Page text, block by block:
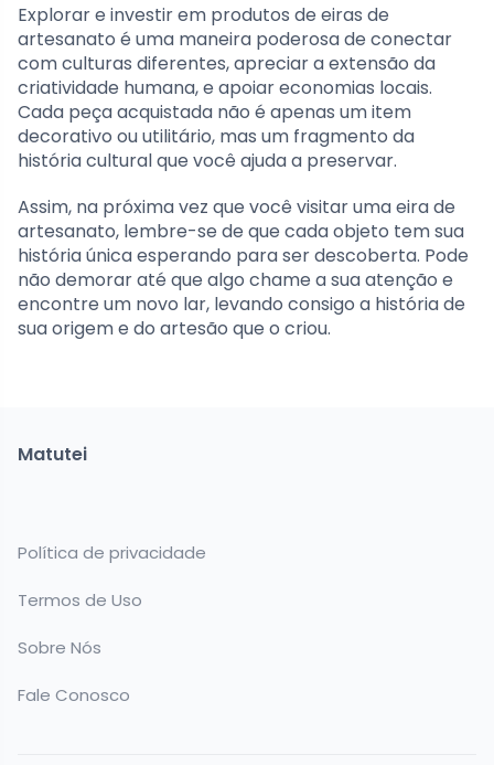
Explorar e investir em produtos de eiras de
artesanato é uma maneira poderosa de conectar
com culturas diferentes, apreciar a extensão da
criatividade humana, e apoiar economias locais.
Cada peça acquistada não é apenas um item
decorativo ou utilitário, mas um fragmento da
história cultural que você ajuda a preservar.
Assim, na próxima vez que você visitar uma eira de
artesanato, lembre-se de que cada objeto tem sua
história única esperando para ser descoberta. Pode
não demorar até que algo chame a sua atenção e
encontre um novo lar, levando consigo a história de
sua origem e do artesão que o criou.
Matutei
Política de privacidade
Termos de Uso
Sobre Nós
Fale Conosco